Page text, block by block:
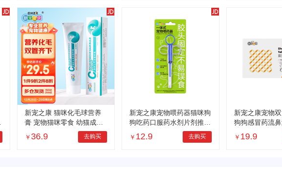
新宠之康 猫咪化毛球营养
膏 宠物猫咪零食 幼猫成猫
猫咪营养膏 化毛膏 猫咪营
养保健品125克
￥ 36.9 去购买
新宠之康宠物喂药器猫咪狗
狗吃药口服药水剂片剂推筒
式喂水小幼猫犬针管筒
￥ 12.9 去购买
新宠之康宠物
狗狗感冒药流鼻
鼻支咳嗽哮喘
￥ 19.9